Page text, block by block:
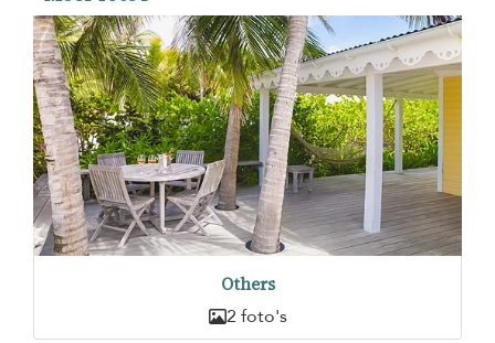
Others
2 foto's